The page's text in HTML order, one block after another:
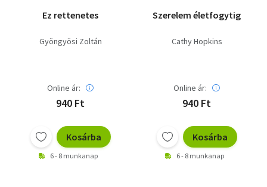
Ez rettenetes
Gyöngyösi Zoltán
Online ár:
940 Ft
Kosárba
6 - 8 munkanap
Szerelem életfogytig
Cathy Hopkins
Online ár:
940 Ft
Kosárba
6 - 8 munkanap